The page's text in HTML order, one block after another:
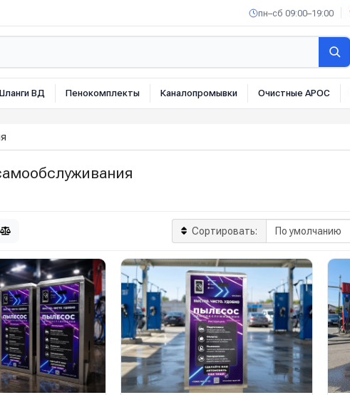
пн–сб 09:00–19:00
ВД Пенокомплекты Каналопромывки Очистные АРОС
Сортировать: